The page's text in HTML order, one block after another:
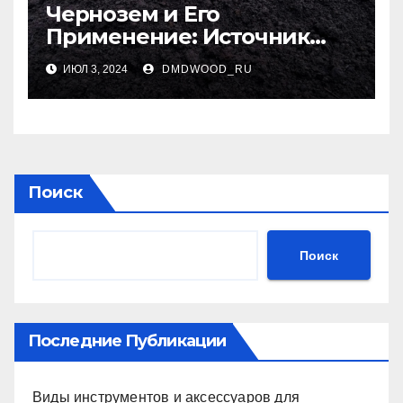
Чернозем и Его
Применение: Источник
Плодородия
ИЮЛ 3, 2024 DMDWOOD_RU
Поиск
Поиск
Последние Публикации
Виды инструментов и аксессуаров для